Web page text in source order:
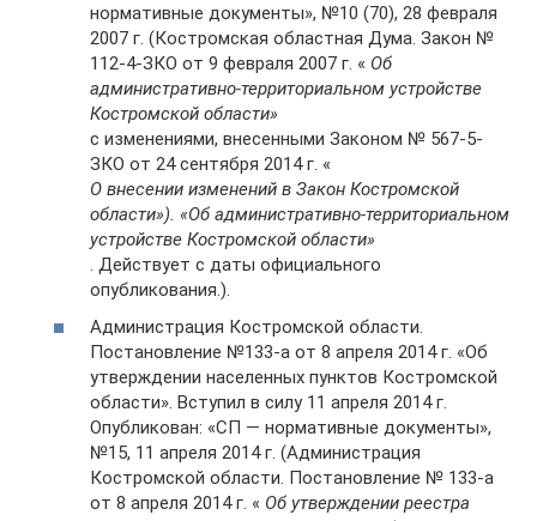
нормативные документы», №10 (70), 28 февраля
2007 г. (Костромская областная Дума. Закон №
112-4-ЗКО от 9 февраля 2007 г. « Об
административно-территориальном устройстве
Костромской области»
с изменениями, внесенными Законом № 567-5-
ЗКО от 24 сентября 2014 г. «
О внесении изменений в Закон Костромской
области»). «Об административно-территориальном
устройстве Костромской области»
. Действует с даты официального
опубликования.).
Администрация Костромской области.
Постановление №133-а от 8 апреля 2014 г. «Об
утверждении населенных пунктов Костромской
области». Вступил в силу 11 апреля 2014 г.
Опубликован: «СП — нормативные документы»,
№15, 11 апреля 2014 г. (Администрация
Костромской области. Постановление № 133-а
от 8 апреля 2014 г. « Об утверждении реестра